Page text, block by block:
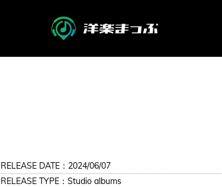
RELEASE DATE：2024/06/07
RELEASE TYPE：Studio albums